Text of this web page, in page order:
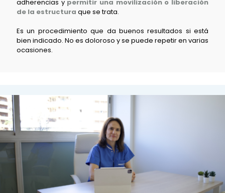
adherencias y permitir una movilización o liberación
de la estructura que se trata.
Es un procedimiento que da buenos resultados si está
bien indicado. No es doloroso y se puede repetir en varias
ocasiones.